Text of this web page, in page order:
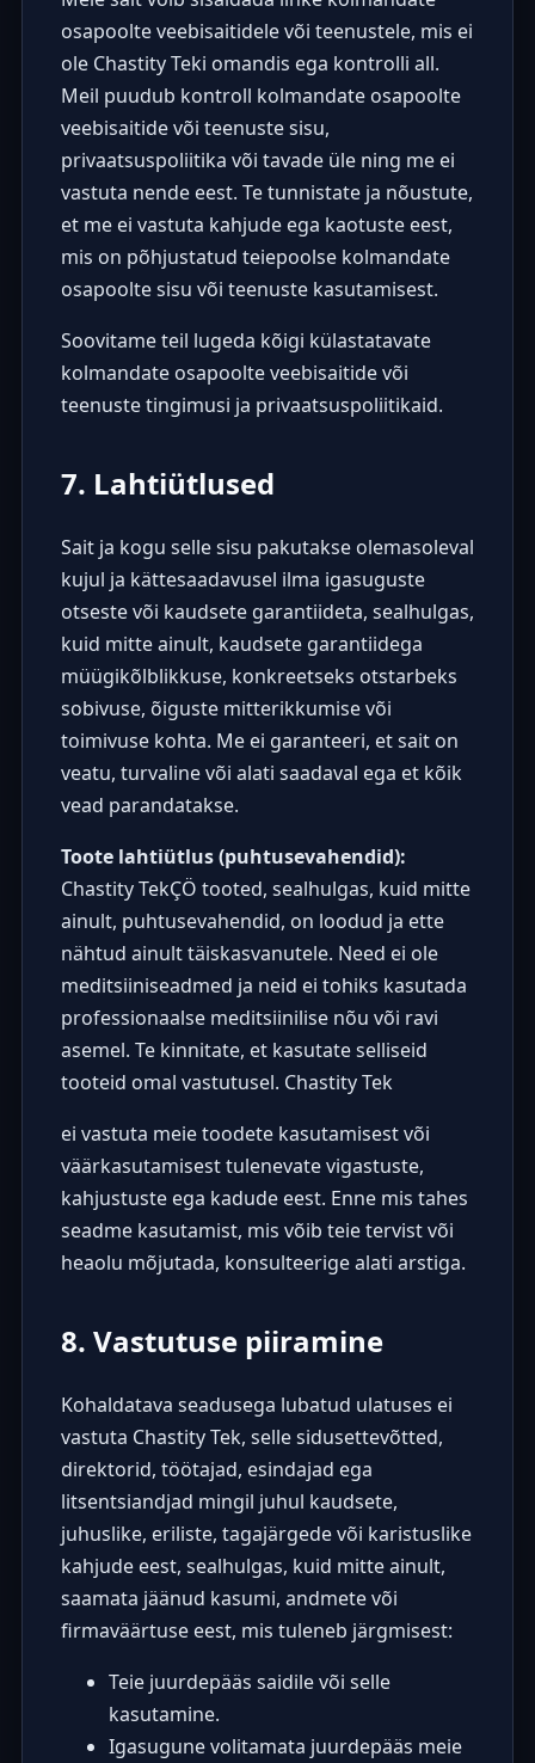
osapoolte veebisaitidele või teenustele, mis ei
ole Chastity Teki omandis ega kontrolli all.
Meil puudub kontroll kolmandate osapoolte
veebisaitide või teenuste sisu,
privaatsuspoliitika või tavade üle ning me ei
vastuta nende eest. Te tunnistate ja nõustute,
et me ei vastuta kahjude ega kaotuste eest,
mis on põhjustatud teiepoolse kolmandate
osapoolte sisu või teenuste kasutamisest.
Soovitame teil lugeda kõigi külastatavate
kolmandate osapoolte veebisaitide või
teenuste tingimusi ja privaatsuspoliitikaid.
7. Lahtiütlused
Sait ja kogu selle sisu pakutakse olemasoleval
kujul ja kättesaadavusel ilma igasuguste
otseste või kaudsete garantiideta, sealhulgas,
kuid mitte ainult, kaudsete garantiidega
müügikõlblikkuse, konkreetseks otstarbeks
sobivuse, õiguste mitterikkumise või
toimivuse kohta. Me ei garanteeri, et sait on
veatu, turvaline või alati saadaval ega et kõik
vead parandatakse.
Toote lahtiütlus (puhtusevahendid):
Chastity TekÇÖ tooted, sealhulgas, kuid mitte
ainult, puhtusevahendid, on loodud ja ette
nähtud ainult täiskasvanutele. Need ei ole
meditsiiniseadmed ja neid ei tohiks kasutada
professionaalse meditsiinilise nõu või ravi
asemel. Te kinnitate, et kasutate selliseid
tooteid omal vastutusel. Chastity Tek
ei vastuta meie toodete kasutamisest või
väärkasutamisest tulenevate vigastuste,
kahjustuste ega kadude eest. Enne mis tahes
seadme kasutamist, mis võib teie tervist või
heaolu mõjutada, konsulteerige alati arstiga.
8. Vastutuse piiramine
Kohaldatava seadusega lubatud ulatuses ei
vastuta Chastity Tek, selle sidusettevõtted,
direktorid, töötajad, esindajad ega
litsentsiandjad mingil juhul kaudsete,
juhuslike, eriliste, tagajärgede või karistuslike
kahjude eest, sealhulgas, kuid mitte ainult,
saamata jäänud kasumi, andmete või
firmaväärtuse eest, mis tuleneb järgmisest:
Teie juurdepääs saidile või selle
kasutamine.
Igasugune volitamata juurdepääs meie